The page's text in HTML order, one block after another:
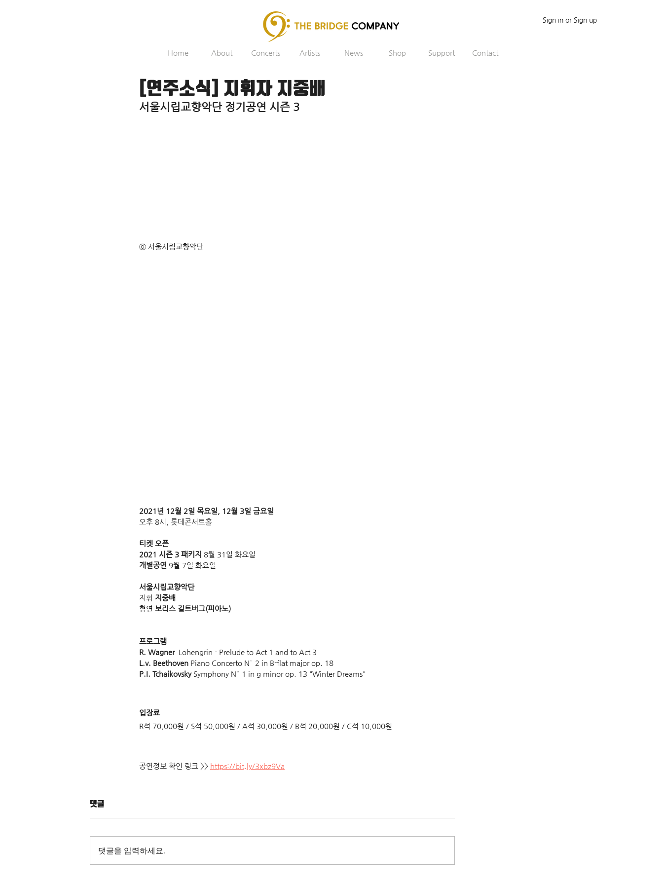
Sign in or Sign up
Home About Concerts Artists News Shop Support Contact
[연주소식] 지휘자 지중배
서울시립교향악단 정기공연 시즌 3
ⓒ 서울시립교향악단
2021년 12월 2일 목요일, 12월 3일 금요일
오후 8시, 롯데콘서트홀
티켓 오픈
2021 시즌 3 패키지 8월 31일 화요일
개별공연 9월 7일 화요일
서울시립교향악단
지휘 지중배
협연 보리스 길트버그(피아노)
프로그램
R. Wagner Lohengrin - Prelude to Act 1 and to Act 3
L.v. Beethoven Piano Concerto N° 2 in B-flat major op. 18
P.I. Tchaikovsky Symphony N° 1 in g minor op. 13 "Winter Dreams"
입장료
R석 70,000원 / S석 50,000원 / A석 30,000원 / B석 20,000원 / C석 10,000원
공연정보 확인 링크 >> https://bit.ly/3xbz9Va
댓글
댓글을 입력하세요.